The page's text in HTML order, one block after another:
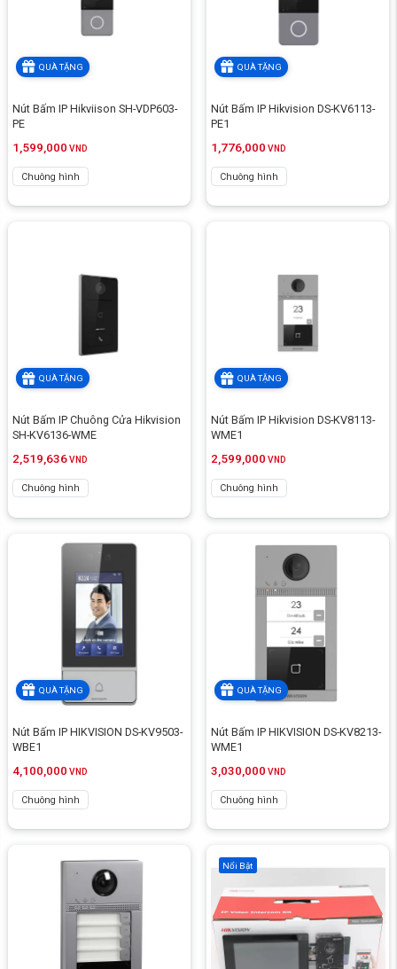
QUÀ TẶNG
Nút Bấm IP Hikviison SH-VDP603-
PE
1,599,000 VND
Chuông hình
QUÀ TẶNG
Nút Bấm IP Hikvision DS-KV6113-
PE1
1,776,000 VND
Chuông hình
QUÀ TẶNG
Nút Bấm IP Chuông Cửa Hikvision
SH-KV6136-WME
2,519,636 VND
Chuông hình
QUÀ TẶNG
Nút Bấm IP Hikvision DS-KV8113-
WME1
2,599,000 VND
Chuông hình
QUÀ TẶNG
Nút Bấm IP HIKVISION DS-KV9503-
WBE1
4,100,000 VND
Chuông hình
QUÀ TẶNG
Nút Bấm IP HIKVISION DS-KV8213-
WME1
3,030,000 VND
Chuông hình
Nổi Bật